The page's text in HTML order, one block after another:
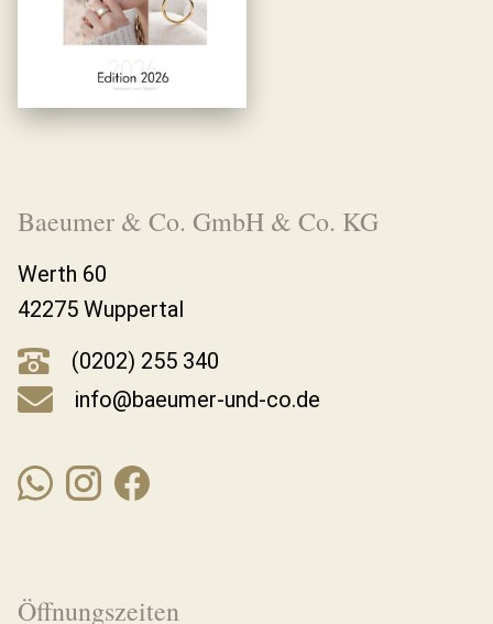
Baeumer & Co. GmbH & Co. KG
Werth 60
42275 Wuppertal
(0202) 255 340
info@baeumer-und-co.de
Öffnungszeiten